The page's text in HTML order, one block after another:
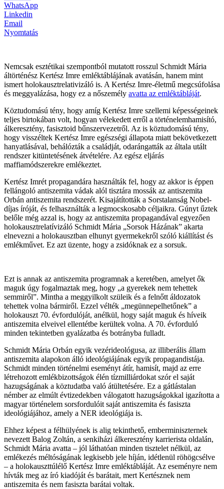
WhatsApp
Linkedin
Email
Nyomtatás
Nemcsak esztétikai szempontból mutatott rosszul Schmidt Mária
áltörténész Kertész Imre emléktáblájának avatásán, hanem mint
ismert holokausztrelativizáló is. A Kertész Imre-életmű megcsúfolása
és meggyalázása, hogy ez a nőszemély avatta az emléktábláját.
Köztudomású tény, hogy amíg Kertész Imre szellemi képességeinek
teljes birtokában volt, hogyan vélekedett erről a történelemhamisító,
álkeresztény, fasisztoid bűnszervezetről. Az is köztudomású tény,
hogy visszéltek Kertész Imre egészségi állapota miatt bekövetkezett
hanyatlásával, behálózták a családját, odarángatták az általa utált
rendszer kitüntetésének átvételére. Az egész eljárás
maffiamódszerekre emlékeztet.
Kertész Imrét propagandára használták fel, hogy az akkor is éppen
fellángoló antiszemita vádak alól tisztára mossák az antiszemita
Orbán antiszemita rendszerét. Kisajátították a Sorstalanság Nobel-
díjas íróját, és felhasználták a legmocskosabb céljaikra. Gúnyt űztek
belőle még azzal is, hogy az antiszemita propagandával egyezően
holokausztrelatívizáló Schmidt Mária „Sorsok Házának” akarta
elnevezni a holokausztban elhunyt gyermekekről szóló kiállítást és
emlékművet. Ez azt üzente, hogy a zsidóknak ez a sorsuk.
Ezt is annak az antiszemita programnak a keretében, amelyet ők
maguk úgy fogalmaztak meg, hogy „a gyerekek nem tehettek
semmiről”. Mintha a meggyilkolt szüleik és a felnőtt áldozatok
tehettek volna bármiről. Ezzel vélték „megünnepelhetőnek” a
holokauszt 70. évfordulóját, anélkül, hogy saját maguk és híveik
antiszemita elveivel ellentétbe kerültek volna. A 70. évforduló
minden tekintetben gyalázatba és botrányba fulladt.
Schmidt Mária Orbán egyik vezérideológusa, az illiberális állam
antiszemita alapokon álló ideológiájának egyik propagandistája.
Schmidt minden történelmi eseményt átír, hamisít, majd az erre
létrehozott emlékbizottságok élén tízmilliárdokat szór el saját
hazugságának a köztudatba való átültetésére. Ez a gátlástalan
némber az elmúlt évtizedekben válogatott hazugságokkal igazította a
magyar történelem sorsfordulóit saját antiszemita és fasiszta
ideológiájához, amely a NER ideológiája is.
Ehhez képest a félhülyének is alig tekinthető, emberminiszternek
nevezett Balog Zoltán, a senkiházi álkeresztény karrierista oldalán,
Schmidt Mária avatta – jól láthatóan minden tisztelet nélkül, az
emlékezés méltóságának legkisebb jele híján, idétlenül röhögcsélve
– a holokauszttúlélő Kertész Imre emléktábláját. Az eseményre nem
hívták meg az író kiadóját és barátait, mert Kertésznek nem
antiszemita és nem fasiszta barátai voltak.